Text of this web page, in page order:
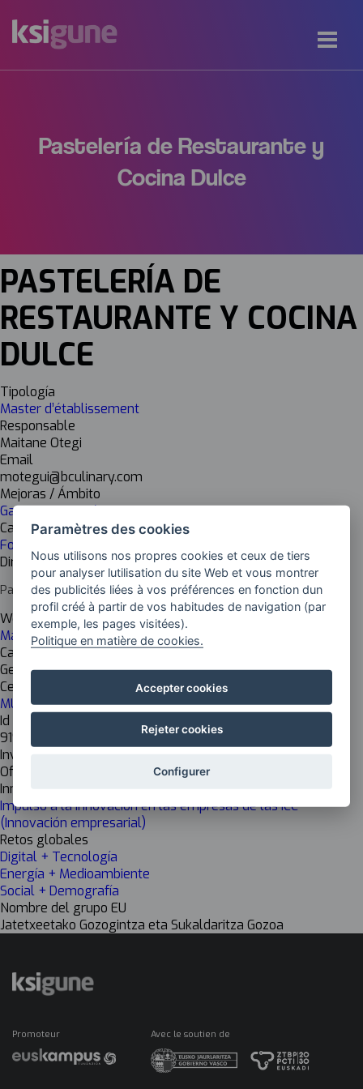
Pastelería de Restaurante y
Cocina Dulce
PASTELERÍA DE
RESTAURANTE Y COCINA
DULCE
Tipología
Master d’établissement
Responsable
Maitane Otegi
Email
motegui@bculinary.com
Mejoras / Ámbito
Gastronomie Créative
Cadena de valor
Formation
Dirección del centro
Paseo Juan Avelino Barriola, 101, Donostia, Gipuzkoa
Web del centro
Máster en Pastelería de Restaurante y Cocina Dulce
Cargo del responsable
Gestora del programa formativo
Centro de investigación
MU Basque Culinary Center
Id Inkesta
919
Investigación
Off
Innovación
Impulso a la innovación en las empresas de las ICC
(Innovación empresarial)
Retos globales
Digital + Tecnología
Energía + Medioambiente
Social + Demografía
Nombre del grupo EU
Jatetxeetako Gozogintza eta Sukaldaritza Gozoa
Promoteur Avec le soutien de
Paramètres des cookies
Nous utilisons nos propres cookies et ceux de tiers
pour analyser lutilisation du site Web et vous montrer
des publicités liées à vos préférences en fonction dun
profil créé à partir de vos habitudes de navigation (par
exemple, les pages visitées).
Politique en matière de cookies.
Accepter cookies
Rejeter cookies
Configurer